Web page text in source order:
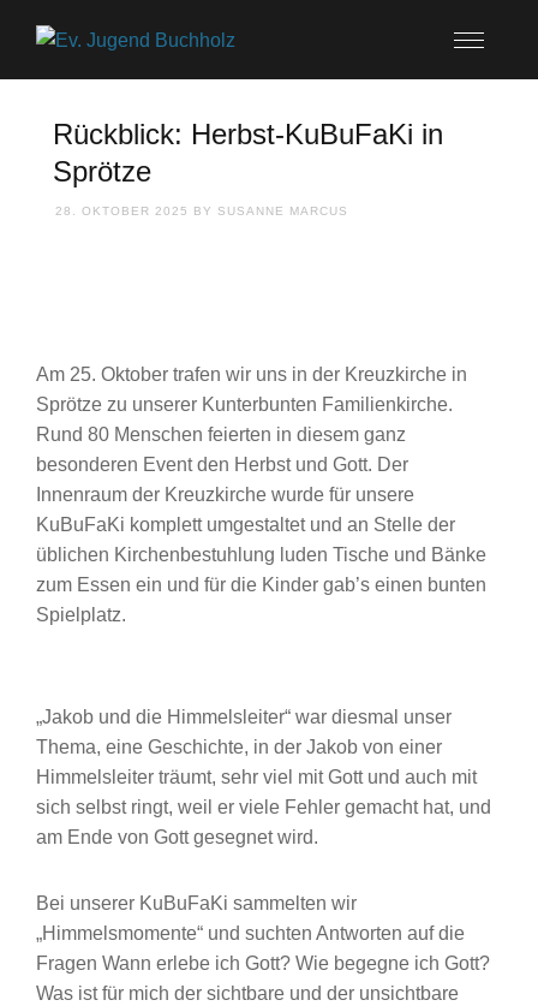
Rückblick: Herbst-KuBuFaKi in
Sprötze
28. OKTOBER 2025 BY SUSANNE MARCUS
Am 25. Oktober trafen wir uns in der Kreuzkirche in
Sprötze zu unserer Kunterbunten Familienkirche.
Rund 80 Menschen feierten in diesem ganz
besonderen Event den Herbst und Gott. Der
Innenraum der Kreuzkirche wurde für unsere
KuBuFaKi komplett umgestaltet und an Stelle der
üblichen Kirchenbestuhlung luden Tische und Bänke
zum Essen ein und für die Kinder gab’s einen bunten
Spielplatz.
„Jakob und die Himmelsleiter“ war diesmal unser
Thema, eine Geschichte, in der Jakob von einer
Himmelsleiter träumt, sehr viel mit Gott und auch mit
sich selbst ringt, weil er viele Fehler gemacht hat, und
am Ende von Gott gesegnet wird.
Bei unserer KuBuFaKi sammelten wir
„Himmelsmomente“ und suchten Antworten auf die
Fragen Wann erlebe ich Gott? Wie begegne ich Gott?
Was ist für mich der sichtbare und der unsichtbare